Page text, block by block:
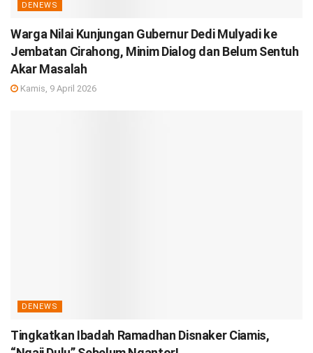
DENEWS
Warga Nilai Kunjungan Gubernur Dedi Mulyadi ke
Jembatan Cirahong, Minim Dialog dan Belum Sentuh
Akar Masalah
Kamis, 9 April 2026
DENEWS
Tingkatkan Ibadah Ramadhan Disnaker Ciamis,